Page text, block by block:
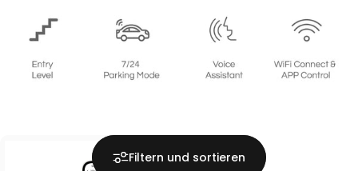
Filtern und sortieren